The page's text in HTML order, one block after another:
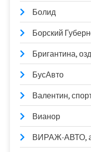
Болид
Борский
Бригантина,
БусАвто
Валентин,
Вианор
ВИРАЖ-АВТО,